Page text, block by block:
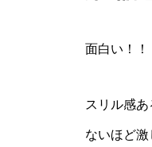
面白い！！
スリル感
ないほど激